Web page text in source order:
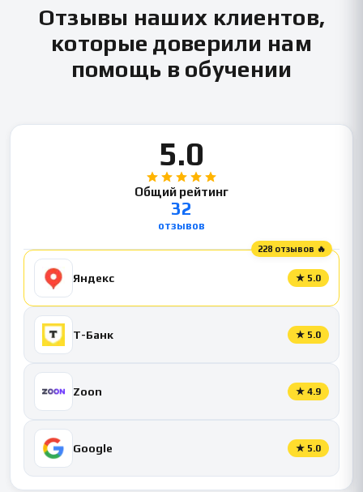
Отзывы наших клиентов,
которые доверили нам
помощь в обучении
5.0
Общий рейтинг
32
отзывов
228 отзывов 🔥
Яндекс ★ 5.0
Т-Банк ★ 5.0
Zoon ★ 4.9
Google ★ 5.0